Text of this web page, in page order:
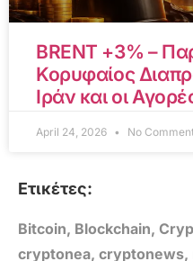
BRENT +3% –
Κορυφαίος
Ιράν και οι
April 24, 2026 No
Ετικέτες:
Bitcoin, Blockchain,
cryptonea, cryptonews,